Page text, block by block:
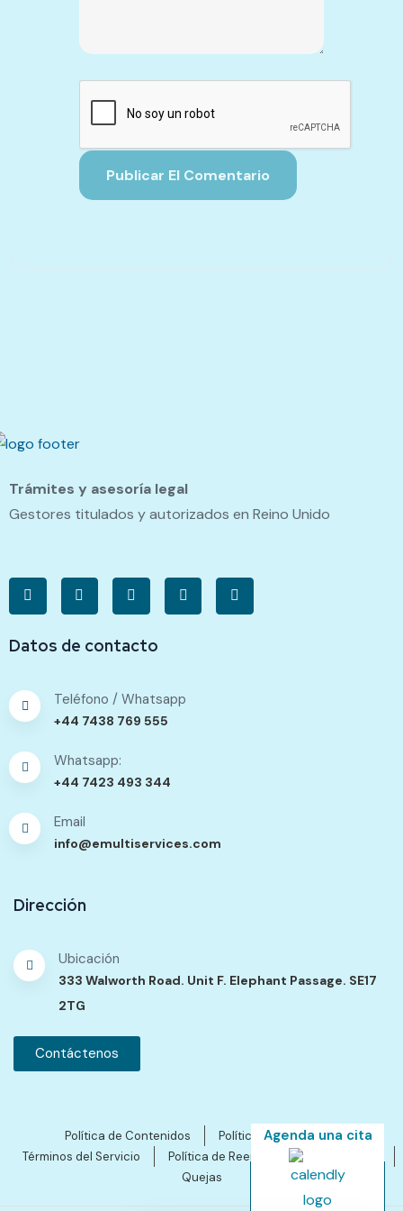
Trámites y asesoría legal
Gestores titulados y autorizados en Reino Unido
Datos de contacto
Teléfono / Whatsapp
+44 7438 769 555
Whatsapp:
+44 7423 493 344
Email
info@emultiservices.com
Dirección
Ubicación
333 Walworth Road. Unit F. Elephant Passage. SE17
2TG
Contáctenos
Política de Contenidos
Política de Privacidad
Términos del Servicio
Política de Reembolsos y Cancelación
Quejas
Agenda una cita